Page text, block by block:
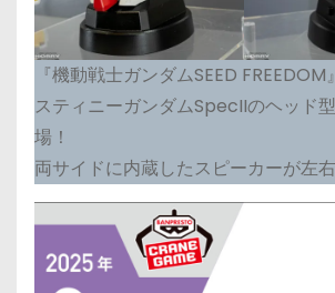
『機動戦士ガンダムSEED
スティニーガンダムSpecIIのヘッド
場！
両サイドに内蔵したスピーカーが左右